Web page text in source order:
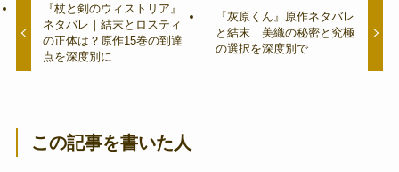
『杖と剣のウィストリア』
ネタバレ｜結末とロスティ
の正体は？原作15巻の到達
点を深度別に
『灰原くん』原作ネタバレ
と結末｜美織の秘密と究極
の選択を深度別で
この記事を書いた人